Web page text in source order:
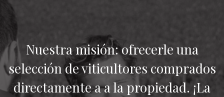
Nuestra misión: ofrecerle una
selección de viticultores comprados
directamente a a la propiedad. ¡La